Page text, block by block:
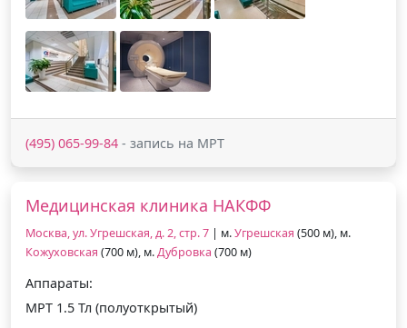
(495) 065-99-84 - запись на МРТ
Медицинская клиника НАКФФ
Москва, ул. Угрешская, д. 2, стр. 7 | м.Угрешская (500 м), м.
Кожуховская (700 м), м.Дубровка (700 м)
Аппараты:
МРТ 1.5 Тл (полуоткрытый)